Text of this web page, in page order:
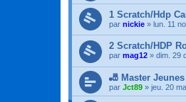
1 Scratch/Hdp
par nickie » lun. 11
2 Scratch/HDP
par mag12 » dim. 29
🎳 Master
par Jct89 » jeu. 20